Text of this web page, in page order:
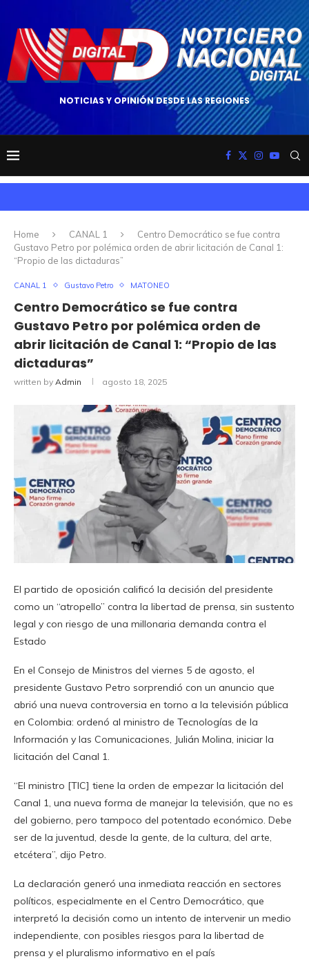
NOTICIAS Y OPINIÓN DESDE LAS REGIONES
Home CANAL 1
Centro Democrático se fue contra
Gustavo Petro por polémica orden de abrir licitación de Canal 1:
“Propio de las dictaduras”
CANAL 1 Gustavo Petro MATONEO
Centro Democrático se fue contra
Gustavo Petro por polémica orden de
abrir licitación de Canal 1: “Propio de las
dictaduras”
written by Admin agosto 18, 2025
El partido de oposición calificó la decisión del presidente
como un “atropello” contra la libertad de prensa, sin sustento
legal y con riesgo de una millonaria demanda contra el
Estado
En el Consejo de Ministros del viernes 5 de agosto, el
presidente Gustavo Petro sorprendió con un anuncio que
abrió una nueva controversia en torno a la televisión pública
en Colombia: ordenó al ministro de Tecnologías de la
Información y las Comunicaciones, Julián Molina, iniciar la
licitación del Canal 1.
“El ministro [TIC] tiene la orden de empezar la licitación del
Canal 1, una nueva forma de manejar la televisión, que no es
del gobierno, pero tampoco del potentado económico. Debe
ser de la juventud, desde la gente, de la cultura, del arte,
etcétera”, dijo Petro.
La declaración generó una inmediata reacción en sectores
políticos, especialmente en el Centro Democrático, que
interpretó la decisión como un intento de intervenir un medio
independiente, con posibles riesgos para la libertad de
prensa y el pluralismo informativo en el país